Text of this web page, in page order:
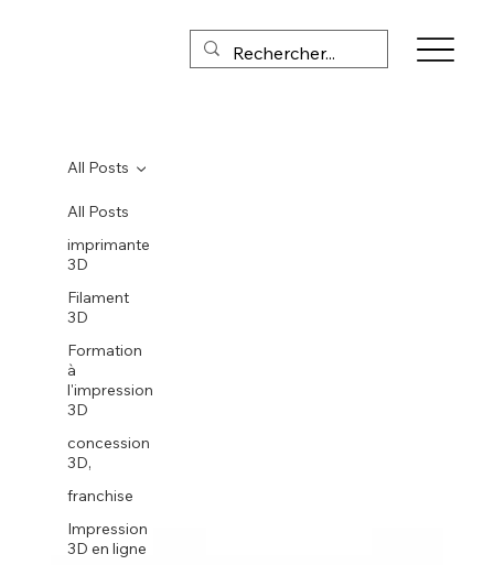
All Posts
imprimante
3D
Filament
3D
Formation
à
l'impression
3D
concession
3D,
franchise
Impression
3D en ligne
All Posts